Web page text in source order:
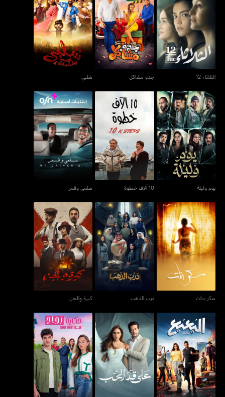
الثلاثاء 12
الثلاثاء 12
جدو مشاكل
جدو مشاكل
شلبي
شلبي
يوم وليلة
يوم وليلة
10 آلاف خطوة
10 آلاف خطوة
سلمى وقمر
سلمى وقمر
سكر بنات
سكر بنات
درب الذهب
درب الذهب
كيرة والجن
كيرة والجن
البعبع على قد الحب حكاية زواج